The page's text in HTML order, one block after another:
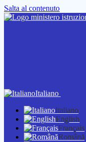
Salta al contenuto
Italiano
Italiano
English
Français
Română